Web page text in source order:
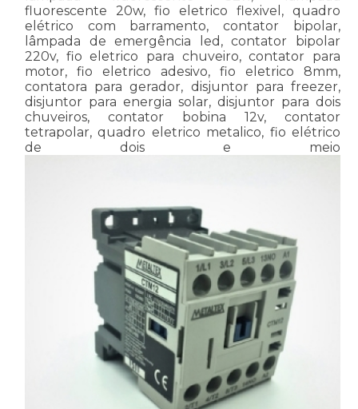
fluorescente 20w, fio eletrico flexivel, quadro
elétrico com barramento, contator bipolar,
lâmpada de emergência led, contator bipolar
220v, fio eletrico para chuveiro, contator para
motor, fio eletrico adesivo, fio eletrico 8mm,
contatora para gerador, disjuntor para freezer,
disjuntor para energia solar, disjuntor para dois
chuveiros, contator bobina 12v, contator
tetrapolar, quadro eletrico metalico, fio elétrico
de dois e meio